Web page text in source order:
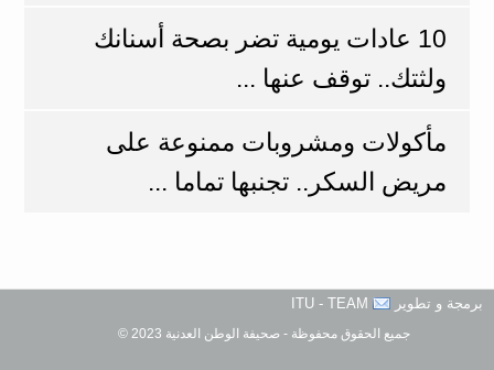
10 عادات يومية تضر بصحة أسنانك
ولثتك.. توقف عنها ...
مأكولات ومشروبات ممنوعة على
مريض السكر.. تجنبها تماما ...
برمجة و تطوير ITU - TEAM
جميع الحقوق محفوظة - صحيفة الوطن العدنية 2023 ©